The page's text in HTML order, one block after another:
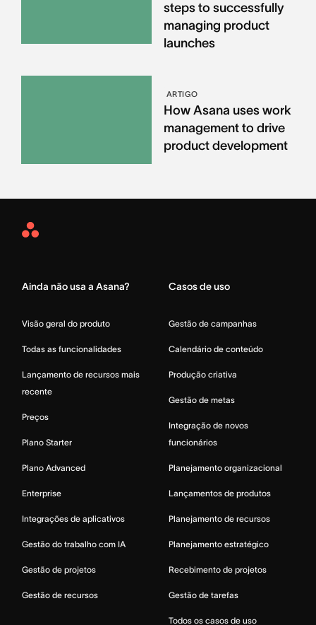
steps to successfully
managing product
launches
ARTIGO
How Asana uses work
management to drive
product development
Asana
Ainda não usa a Asana?
Visão geral do produto
Todas as funcionalidades
Lançamento de recursos mais
recente
Preços
Plano Starter
Plano Advanced
Enterprise
Integrações de aplicativos
Gestão do trabalho com IA
Gestão de projetos
Gestão de recursos
Casos de uso
Gestão de campanhas
Calendário de conteúdo
Produção criativa
Gestão de metas
Integração de novos
funcionários
Planejamento organizacional
Lançamentos de produtos
Planejamento de recursos
Planejamento estratégico
Recebimento de projetos
Gestão de tarefas
Todos os casos de uso